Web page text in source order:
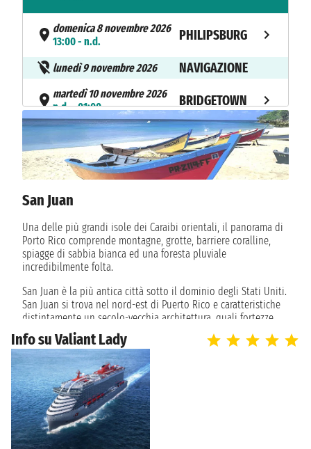
domenica 8 novembre 2026
13:00 - n.d.
PHILIPSBURG
lunedì 9 novembre 2026 NAVIGAZIONE
martedì 10 novembre 2026
n.d. - 01:00
BRIDGETOWN
mercoledì 11 novembre 2026
13:00 - n.d.
CASTRIES
14:00 - n.d.
FORT DE
venerdì 13 novembre 2026
13:00 - n.d.
BASSETERRE
11:30
SAN JUAN
San Juan
Una delle più grandi isole dei Caraibi orientali, il panorama di
Porto Rico comprende montagne, grotte, barriere coralline,
spiagge di sabbia bianca ed una foresta pluviale
incredibilmente folta.
San Juan è la più antica città sotto il dominio degli Stati Uniti.
San Juan si trova nel nord-est di Puerto Rico e caratteristiche
distintamente un secolo-vecchia architettura, quali fortezze
militari spagnole costruite dal 1540 al 1800, un attivo porto ed
una zona economica molto attiva nel distretto di Hato Rey.
San Juan ha magnifiche spiagge, Alberghi, piazze, siti storici e
musei. San Juan è una città latino-americana con la cultura
spagnola mescolata a tradizioni africane e Taíno con
un'influenza americana. I cittadini di San Juan sono molto
festosi, come sul resto dell'isola.
Info su Valiant Lady